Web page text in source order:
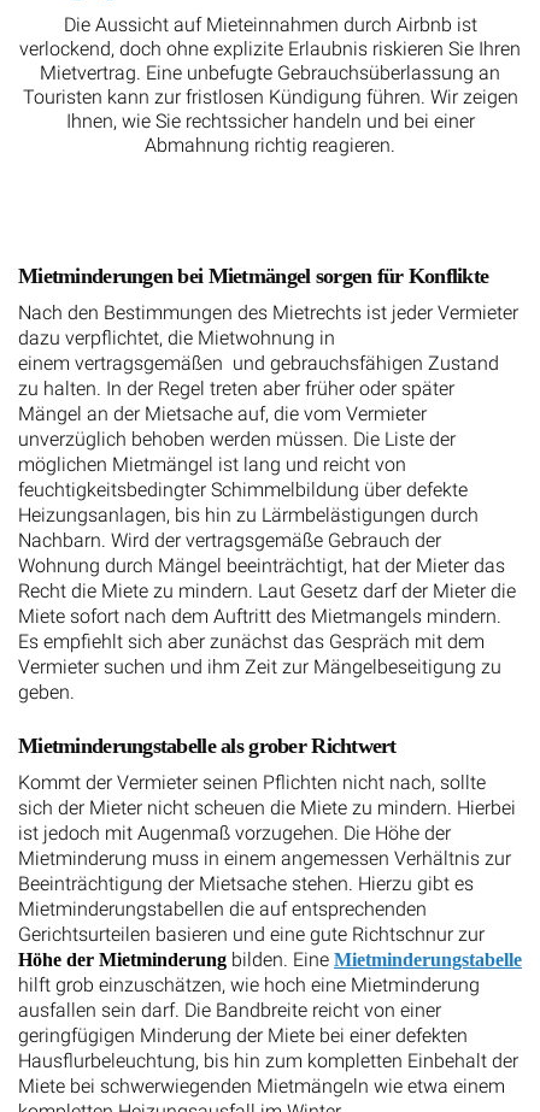
Die Aussicht auf Mieteinnahmen durch Airbnb ist
verlockend, doch ohne explizite Erlaubnis riskieren Sie Ihren
Mietvertrag. Eine unbefugte Gebrauchsüberlassung an
Touristen kann zur fristlosen Kündigung führen. Wir zeigen
Ihnen, wie Sie rechtssicher handeln und bei einer
Abmahnung richtig reagieren.
Mietminderungen bei Mietmängel sorgen für Konflikte
Nach den Bestimmungen des Mietrechts ist jeder Vermieter
dazu verpflichtet, die Mietwohnung in
einem vertragsgemäßen und gebrauchsfähigen Zustand
zu halten. In der Regel treten aber früher oder später
Mängel an der Mietsache auf, die vom Vermieter
unverzüglich behoben werden müssen. Die Liste der
möglichen Mietmängel ist lang und reicht von
feuchtigkeitsbedingter Schimmelbildung über defekte
Heizungsanlagen, bis hin zu Lärmbelästigungen durch
Nachbarn. Wird der vertragsgemäße Gebrauch der
Wohnung durch Mängel beeinträchtigt, hat der Mieter das
Recht die Miete zu mindern. Laut Gesetz darf der Mieter die
Miete sofort nach dem Auftritt des Mietmangels mindern.
Es empfiehlt sich aber zunächst das Gespräch mit dem
Vermieter suchen und ihm Zeit zur Mängelbeseitigung zu
geben.
Mietminderungstabelle als grober Richtwert
Kommt der Vermieter seinen Pflichten nicht nach, sollte
sich der Mieter nicht scheuen die Miete zu mindern. Hierbei
ist jedoch mit Augenmaß vorzugehen. Die Höhe der
Mietminderung muss in einem angemessen Verhältnis zur
Beeinträchtigung der Mietsache stehen. Hierzu gibt es
Mietminderungstabellen die auf entsprechenden
Gerichtsurteilen basieren und eine gute Richtschnur zur
Höhe der Mietminderung bilden. EineMietminderungstabelle
hilft grob einzuschätzen, wie hoch eine Mietminderung
ausfallen sein darf. Die Bandbreite reicht von einer
geringfügigen Minderung der Miete bei einer defekten
Hausflurbeleuchtung, bis hin zum kompletten Einbehalt der
Miete bei schwerwiegenden Mietmängeln wie etwa einem
kompletten Heizungsausfall im Winter.